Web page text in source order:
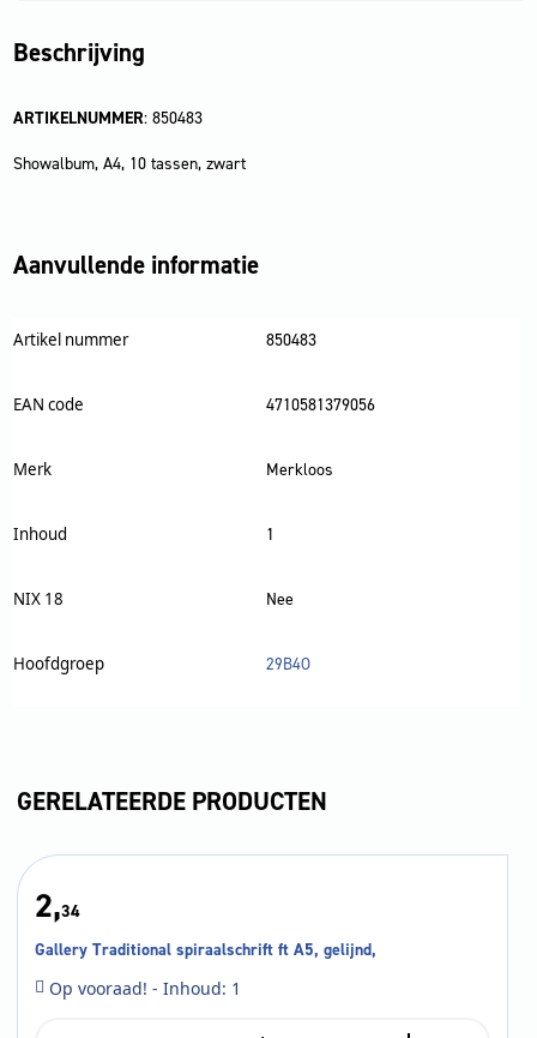
Beschrijving
ARTIKELNUMMER: 850483
Showalbum, A4, 10 tassen, zwart
Aanvullende informatie
Artikel nummer 850483
EAN code 4710581379056
Merk Merkloos
Inhoud 1
NIX 18 Nee
Hoofdgroep 29B4O
GERELATEERDE PRODUCTEN
2,34
Gallery Traditional spiraalschrift ft A5, gelijnd,
Op vooraad! - Inhoud: 1